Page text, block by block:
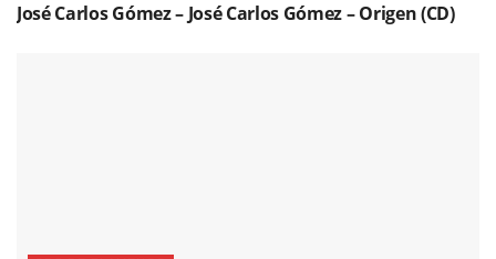
José Carlos Gómez – José Carlos Gómez – Origen (CD)